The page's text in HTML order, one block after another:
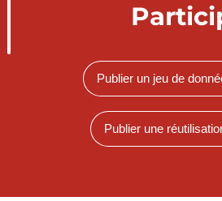
Publier un jeu de
Publier une